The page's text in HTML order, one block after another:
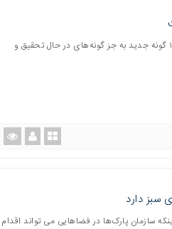
مدیرعامل سازمان پارک‌ها و فضای سبز شهرداری قم گفت: ۱۷ گونه جدید به جز گونه‌های در حال تحقیق و
سبز دارد
سازمان پارک‌ها در فضاهایی می تواند اقدام